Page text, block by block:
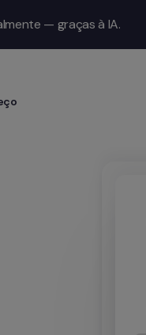
— graças à IA.